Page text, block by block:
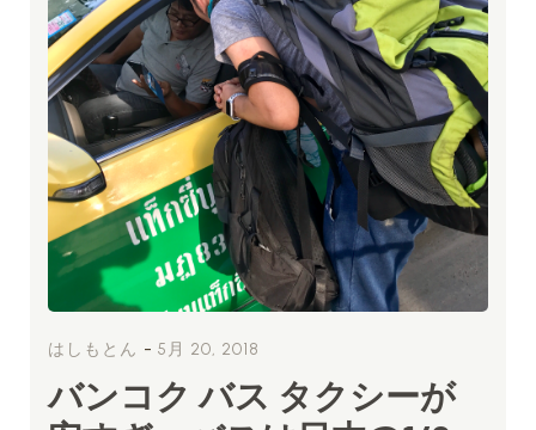
はしもとん - 5月 20, 2018
バンコク バス タクシーが